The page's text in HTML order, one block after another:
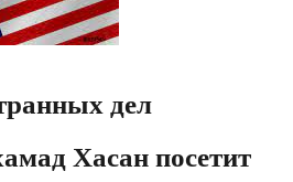
дел
Хасан посетит